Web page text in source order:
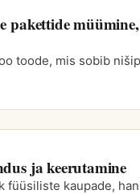
pakettide
toode, mis sobib
ja keerutamine
füüsiliste kaupade,